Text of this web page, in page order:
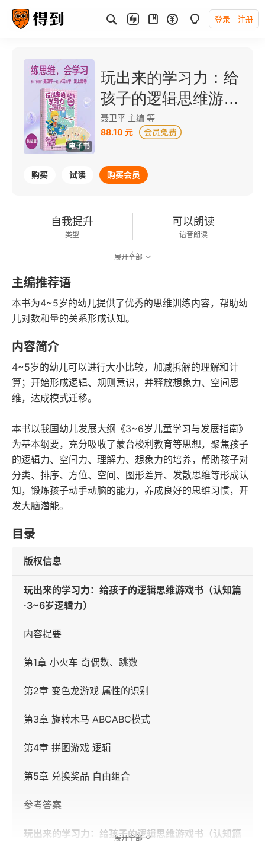
登录 注册
电子书
玩出来的学习力：给
孩子的逻辑思维游戏
书（认知篇）
聂卫平 主编 等
88.10 元
购买 试读 购买会员
自我提升
类型
可以朗读
语音朗读
展开全部
主编推荐语
本书为4~5岁的幼儿提供了优秀的思维训练内容，帮助幼
儿对数和量的关系形成认知。
内容简介
4~5岁的幼儿可以进行大小比较，加减拆解的理解和计
算；开始形成逻辑、规则意识，并释放想象力、空间思
维，达成模式迁移。
本书以我国幼儿发展大纲《3~6岁儿童学习与发展指南》
为基本纲要，充分吸收了蒙台梭利教育等思想，聚焦孩子
的逻辑力、空间力、理解力、想象力的培养，帮助孩子对
分类、排序、方位、空间、图形差异、发散思维等形成认
知，锻炼孩子动手动脑的能力，养成良好的思维习惯，开
发大脑潜能。
目录
版权信息
玩出来的学习力：给孩子的逻辑思维游戏书（认知篇
·3~6岁逻辑力）
内容提要
第1章 小火车 奇偶数、跳数
第2章 变色龙游戏 属性的识别
第3章 旋转木马 ABCABC模式
第4章 拼图游戏 逻辑
第5章 兑换奖品 自由组合
参考答案
玩出来的学习力：给孩子的逻辑思维游戏书（认知篇
展开全部